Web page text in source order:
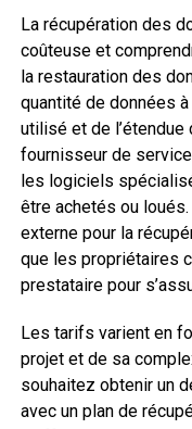
La récupération des
coûteuse et
la restauration des
quantité de données
utilisé et de
fournisseur de
les logiciels
être achetés ou
externe pour la
que les propriétaires
prestataire pour
Les tarifs varient en
projet et de sa
souhaitez obtenir un
avec un plan de